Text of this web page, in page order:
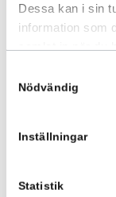
Dessa kan i sin
information som
Nödvändig
Inställningar
Statistik
Lägg i varukorg
Bästsäljare